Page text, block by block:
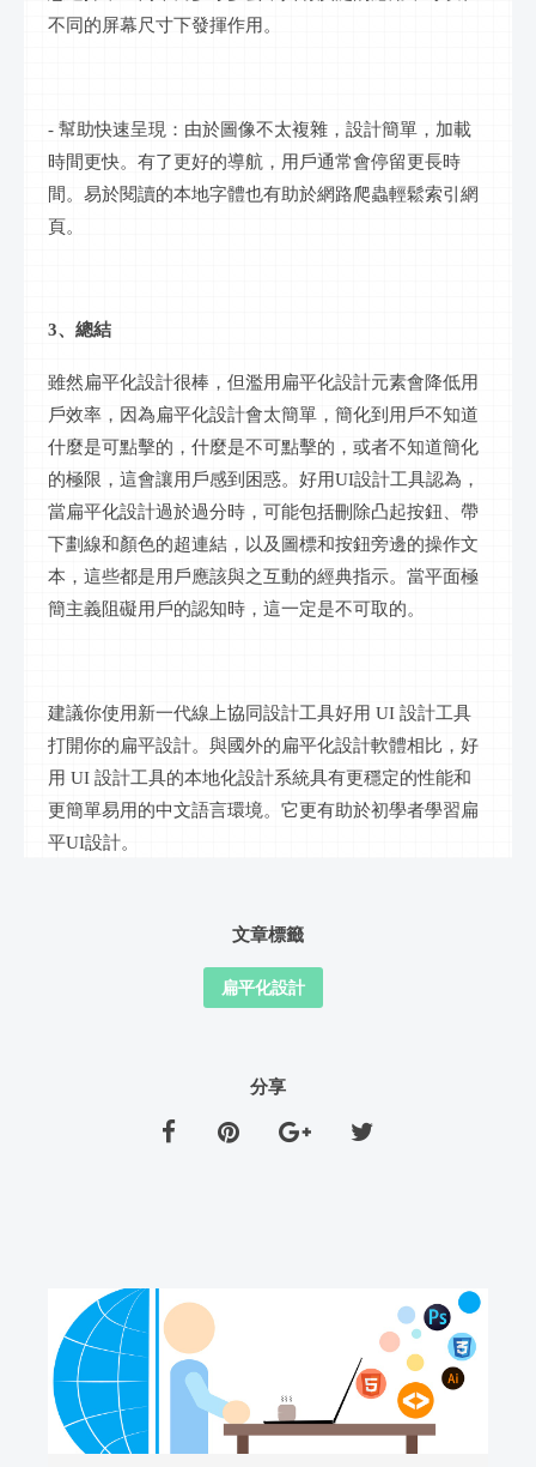
不同的屏幕尺寸下發揮作用。
- 幫助快速呈現：由於圖像不太複雜，設計簡單，加載
時間更快。有了更好的導航，用戶通常會停留更長時
間。易於閱讀的本地字體也有助於網路爬蟲輕鬆索引網
頁。
3、總結
雖然扁平化設計很棒，但濫用扁平化設計元素會降低用
戶效率，因為扁平化設計會太簡單，簡化到用戶不知道
什麼是可點擊的，什麼是不可點擊的，或者不知道簡化
的極限，這會讓用戶感到困惑。好用UI設計工具認為，
當扁平化設計過於過分時，可能包括刪除凸起按鈕、帶
下劃線和顏色的超連結，以及圖標和按鈕旁邊的操作文
本，這些都是用戶應該與之互動的經典指示。當平面極
簡主義阻礙用戶的認知時，這一定是不可取的。
建議你使用新一代線上協同設計工具好用 UI 設計工具
打開你的扁平設計。與國外的扁平化設計軟體相比，好
用 UI 設計工具的本地化設計系統具有更穩定的性能和
更簡單易用的中文語言環境。它更有助於初學者學習扁
平UI設計。
文章標籤
扁平化設計
分享